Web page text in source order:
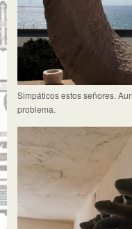
Simpáticos estos señores.
problema.